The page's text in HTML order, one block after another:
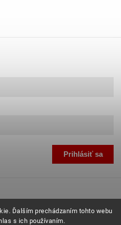
Ďalším prechádzaním tohto webu
s ich používaním.
Prihlásiť sa